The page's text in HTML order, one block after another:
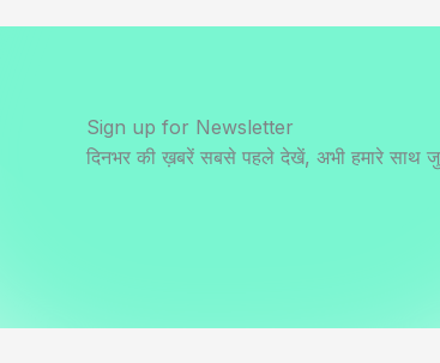
Sign up for Newsletter
दिनभर की ख़बरें सबसे पहले देखें, अभी हमारे साथ